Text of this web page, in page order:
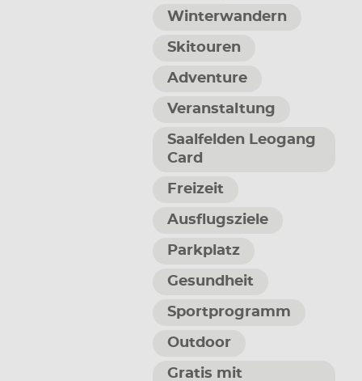
Winterwandern
Skitouren
Adventure
Veranstaltung
Saalfelden Leogang
Card
Freizeit
Ausflugsziele
Parkplatz
Gesundheit
Sportprogramm
Outdoor
Gratis mit